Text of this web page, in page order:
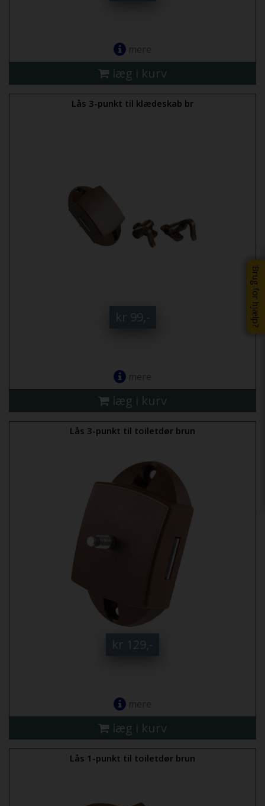
Brug for hjælp?
mere
læg i kurv
Lås 3-punkt til klædeskab br
kr 99,-
mere
læg i kurv
Lås 3-punkt til toiletdør brun
kr 129,-
mere
læg i kurv
Lås 1-punkt til toiletdør brun